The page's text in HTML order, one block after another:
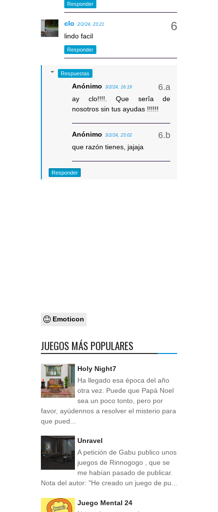
Responder
clo 2/2/24, 23:21
lindo facil
Responder
Respuestas
Anónimo 3/2/24, 16:19
ay clo!!!!. Que serîa de
nosotros sin tus ayudas !!!!!!
Anónimo 3/2/24, 23:02
que razón tienes, jajaja
Responder
Emoticon
JUEGOS MÁS POPULARES
Holy Night7
Ha llegado esa época del año
otra vez. Puede que Papá Noel
sea un poco tonto, pero por
favor, ayúdennos a resolver el misterio para
que pued...
Unravel
A petición de Gabu publico unos
juegos de Rinnogogo , que se
me habían pasado de publicar.
Nota del autor: "He creado un juego de pu...
Juego Mental 24